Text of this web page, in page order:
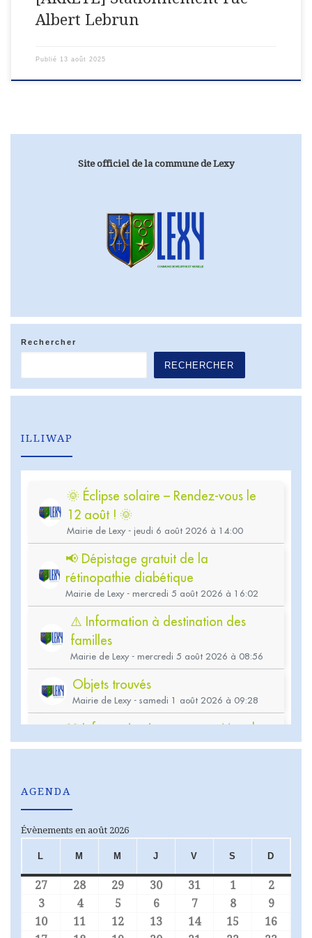
Albert Lebrun
Publié 13 août 2025
Site officiel de la commune de Lexy
Rechercher
RECHERCHER
ILLIWAP
AGENDA
Évènements en août 2026
L LUNDIM MARDI
M MERCREDI
J JEUDIV VENDREDI
S SAMEDI
D
27 27 juillet 2026
28 28 juillet 2026
29 29 juillet 2026
30 30 juillet 2026
31 31 juillet 2026
1 1 août 2026
2
3 3 août 2026
44 août 2026
5 5 août 2026
6 6 août 2026
7 7 août 2026
8 8 août 2026
9
10 10 août 2026
11 11 août 2026
12 12 août 2026
13 13 août 2026
1414 août 2026
15 15 août 2026
16